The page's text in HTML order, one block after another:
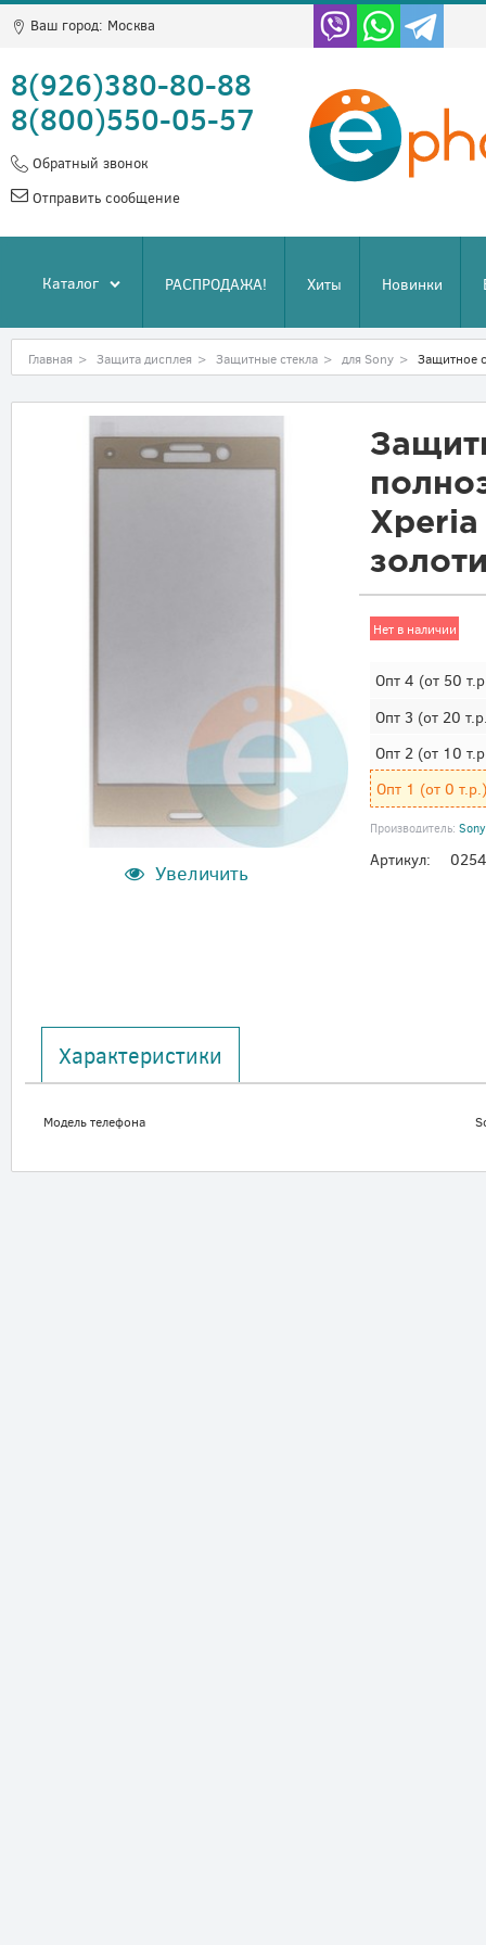
Ваш город: Москва
8(926)380-80-88
8(800)550-05-57
Обратный звонок
Отправить сообщение
Каталог РАСПРОДАЖА! Хиты Новинки
Главная > Защита дисплея > Защитные стекла > для Sony > Защитное
Увеличить
Нет в наличии
Опт 4 (от 50
Опт 3 (от 20
Опт 2(от 10
Опт 1 (от 0 т.р.)
Производитель: Sony
Артикул:
Характеристики
Модель телефона